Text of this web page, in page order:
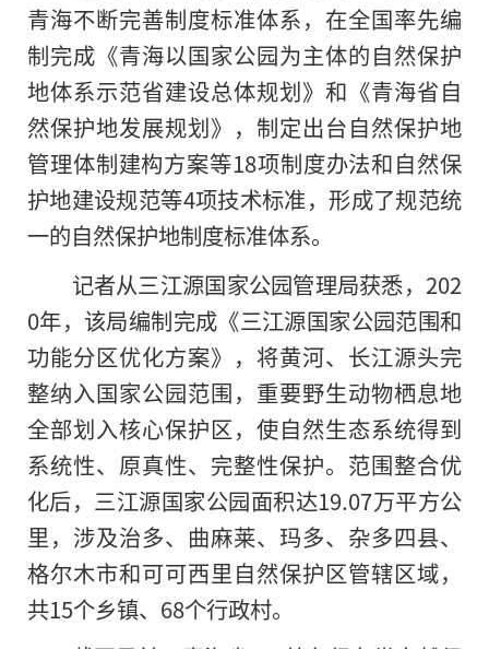
青海不断完善制度标准体系，在全国率先编
制完成《青海以国家公园为主体的自然保护
地体系示范省建设总体规划》和《青海省自
然保护地发展规划》，制定出台自然保护地
管理体制建构方案等18项制度办法和自然保
护地建设规范等4项技术标准，形成了规范统
一的自然保护地制度标准体系。
记者从三江源国家公园管理局获悉，202
0年，该局编制完成《三江源国家公园范围和
功能分区优化方案》，将黄河、长江源头完
整纳入国家公园范围，重要野生动物栖息地
全部划入核心保护区，使自然生态系统得到
系统性、原真性、完整性保护。范围整合优
化后，三江源国家公园面积达19.07万平方公
里，涉及治多、曲麻莱、玛多、杂多四县、
格尔木市和可可西里自然保护区管辖区域，
共15个乡镇、68个行政村。